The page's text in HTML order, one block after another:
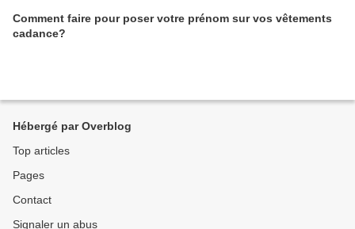
Comment faire pour poser votre prénom sur vos vêtements
cadance?
Hébergé par Overblog
Top articles
Pages
Contact
Signaler un abus